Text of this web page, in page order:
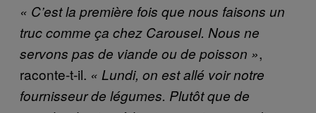
« C’est la première fois que nous faisons un
truc comme ça chez Carousel. Nous ne
servons pas de viande ou de poisson »,
raconte-t-il. « Lundi, on est allé voir notre
fournisseur de légumes. Plutôt que de